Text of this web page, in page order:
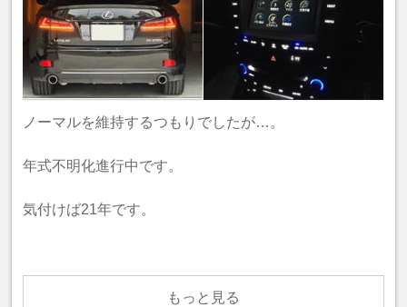
ノーマルを維持するつもりでしたが…。
年式不明化進行中です。
気付けば21年です。
もっと見る